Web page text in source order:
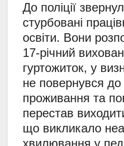
До поліції
стурбовані
освіти. Вони
17-річний
гуртожиток, у
не повернувся до
проживання та
перестав
що викликало